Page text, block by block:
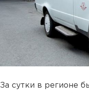
За сутки в регионе